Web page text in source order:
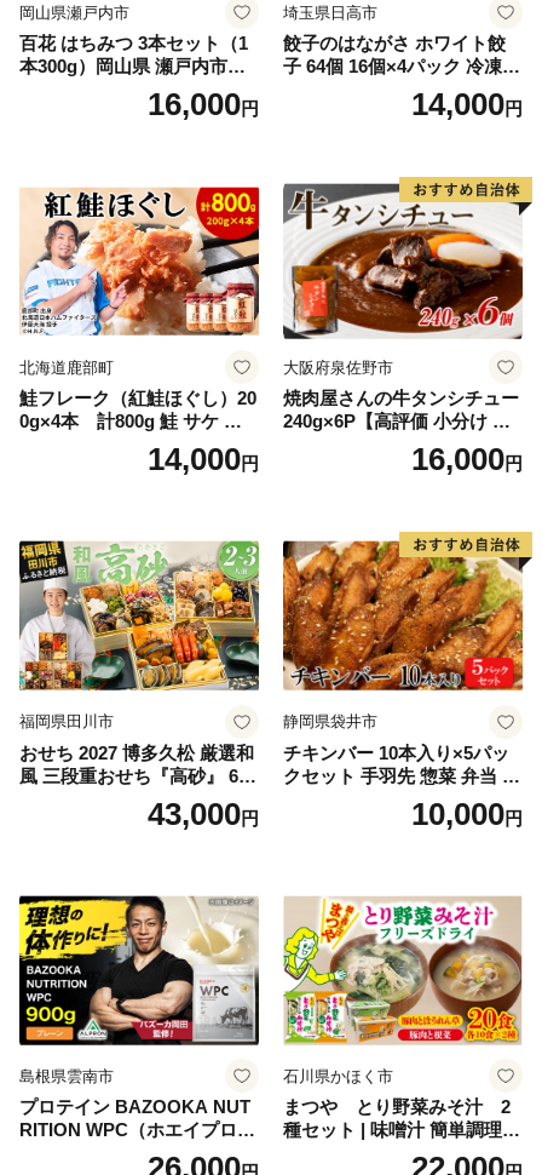
岡山県瀬戸内市
百花 はちみつ 3本セット（1
本300g）岡山県 瀬戸内市産
石黒農園 ヨーグルト パン 砂
糖の代わり 香り高い いい香
16,000円
埼玉県日高市
餃子のはながさ ホワイト餃
子 64個 16個×4パック 冷凍
中華 点心 B級グルメ ご当地
野菜 おつまみ おかず 簡単調
ー ギフト お取り寄せ 日高市
14,000円
北海道鹿部町
鮭フレーク（紅鮭ほぐし）20
0g×4本 計800g 鮭 サケ 鮭
ほぐし サケフレーク シャケ
フレーク 鮭フレーク14,000円
大阪府泉佐野市
焼肉屋さんの牛タンシチュー
240g×6P【高評価 小分け 惣
菜 牛たん 一人暮らし 冷凍】
16,000円
福岡県田川市
おせち 2027 博多久松 厳選和
風 三段重おせち『高砂』 6.5
寸 3段重 2～3人前 おせち料
理 重箱 お正月 冷凍おせち 縁
ち 本格おせち おせち予約 年
末 年始 お取り寄せ 新春 贅沢
おせち こだわりおせち 惣菜
老舗おせち ふるさと納税お
せち 御節 お節料理 正月 調理
不要 おせち料理2027
43,000円
静岡県袋井市
チキンバー 10本入り×5パッ
クセット 手羽先 惣菜 弁当 お
かず お酒 おつまみ ギフト キ
ャンプ アウトドア キャンプ
10,000円
島根県雲南市
プロテイン BAZOOKA NUT
RITION WPC（ホエイプロテ
イン）＜プレーン＞ 900g｜
石川県かほく市
まつや とり野菜みそ汁 2
種セット | 味噌汁 簡単調理
お味噌 おみそ みそ とり野菜